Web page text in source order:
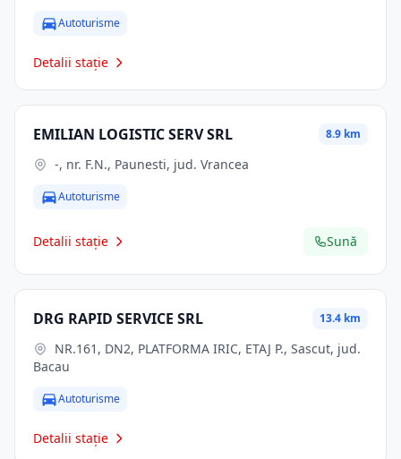
Autoturisme
Detalii stație
EMILIAN LOGISTIC SERV SRL 8.9 km
-, nr. F.N., Paunesti, jud. Vrancea
Autoturisme
Detalii stație Sună
DRG RAPID SERVICE SRL 13.4 km
Bacau
Autoturisme
Detalii stație